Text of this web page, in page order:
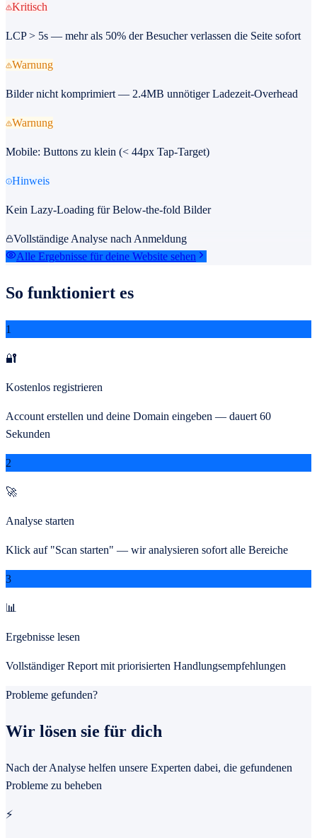
Kritisch
LCP > 5s — mehr als 50% der Besucher verlassen die Seite sofort
Warnung
Bilder nicht komprimiert — 2.4MB unnötiger Ladezeit-Overhead
Warnung
Mobile: Buttons zu klein (< 44px Tap-Target)
Hinweis
Kein Lazy-Loading für Below-the-fold Bilder
Vollständige Analyse nach Anmeldung
Alle Ergebnisse für deine Website sehen
So funktioniert es
1
🔐
Kostenlos registrieren
Account erstellen und deine Domain eingeben — dauert 60
Sekunden
2
🚀
Analyse starten
Klick auf "Scan starten" — wir analysieren sofort alle Bereiche
3
📊
Ergebnisse lesen
Vollständiger Report mit priorisierten Handlungsempfehlungen
Probleme gefunden?
Wir lösen sie für dich
Nach der Analyse helfen unsere Experten dabei, die gefundenen
Probleme zu beheben
⚡